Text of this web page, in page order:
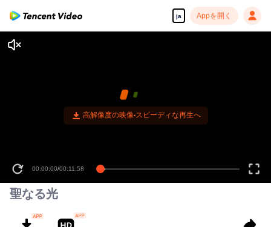
ja Appを開く
高解像度の映像•スピーディな再生へ
00:00:00/00:11:58
聖なる光